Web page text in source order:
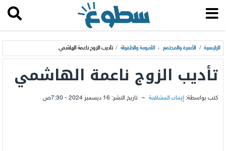
الرئيسية / الأسرة والمجتمع ، الأمومة والطفولة / تأديب الزوج ناعمة الهاشمي
تأديب الزوج ناعمة الهاشمي
كتب بواسطة: إيمان المشاقبة – تاريخ النشر: 16 ديسمبر 2024 - 7:30ص